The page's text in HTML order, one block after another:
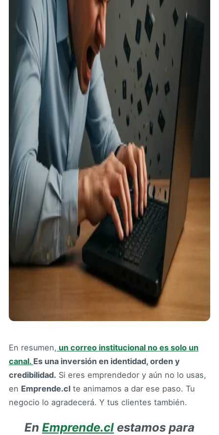
En resumen, un correo institucional no es solo un
canal. Es una inversión en identidad, orden y
credibilidad. Si eres emprendedor y aún no lo usas,
en Emprende.cl te animamos a dar ese paso. Tu
negocio lo agradecerá. Y tus clientes también.
En Emprende.cl estamos para